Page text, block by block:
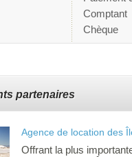
Comptant
Chèque
partenaires
Agence de location des
Offrant la plus